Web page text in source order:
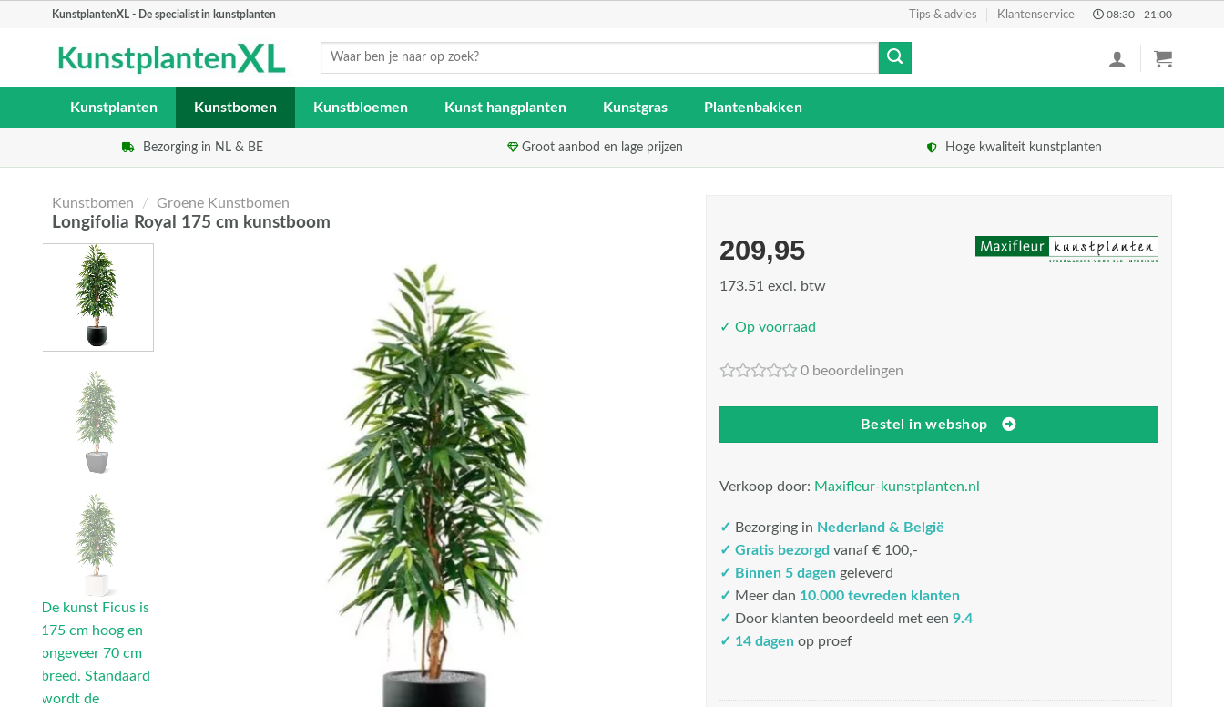
KunstplantenXL - De specialist in kunstplanten Tips & advies Klantenservice 08:30 - 21:00
Zoeken
Kunstplanten Kunstbomen Kunstbloemen Kunst hangplanten Kunstgras Plantenbakken
Bezorging in NL & BE Groot aanbod en lage prijzen Hoge kwaliteit kunstplanten
Kunstbomen / Groene Kunstbomen
Longifolia Royal 175 cm kunstboom
De kunst Ficus is
175 cm hoog en
ongeveer 70 cm
breed. Standaard
wordt de
209,95
173.51 excl. btw
✓ Op voorraad
0 beoordelingen
Bestel in webshop
Verkoop door: Maxifleur-kunstplanten.nl
✓ Bezorging in Nederland & België
✓ Gratis bezorgd vanaf € 100,-
✓ Binnen 5 dagengeleverd
✓ Meer dan 10.000 tevreden klanten
✓ Door klanten beoordeeld met een 9.4
✓ 14 dagenop proef